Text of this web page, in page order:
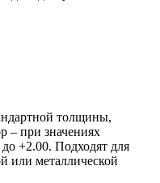
толщины,
– при значениях
+2.00. Подходят для
или металлической